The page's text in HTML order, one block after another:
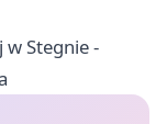
w Stegnie -